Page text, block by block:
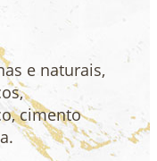
e naturais,
cimento